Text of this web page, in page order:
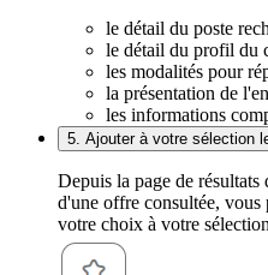
le détail du poste
le détail du profil du
les modalités pour
la présentation de
les informations
5. Ajouter à votre sélection
Depuis la page de résultats
d'une offre consultée,
votre choix à votre